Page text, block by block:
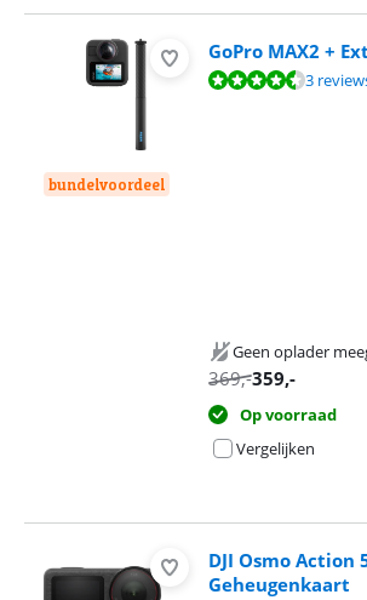
bundelvoordeel
GoPro MAX2 +
Beoordeling is 9,2 van de 10, gebaseerd op 3
3
Geen oplader
369,-359,-
Op voorraad
Vergelijken
DJI Osmo Action
Geheugenkaart